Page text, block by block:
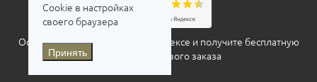
Оставьте свой отзыв о нас на Яндексе и получите бесплатную
доставку для нового заказа
Cookie в настройках
своего браузера
Принять